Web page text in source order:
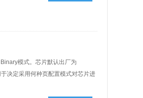
模式。芯片默认出厂为
决定采用何种页配置模式对芯片进